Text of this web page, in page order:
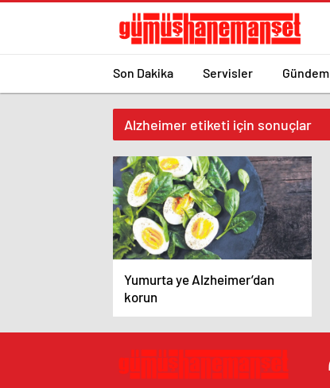
Son Dakika Servisler Gündem
Alzheimer etiketi için sonuçlar
Yumurta ye Alzheimer’dan
korun